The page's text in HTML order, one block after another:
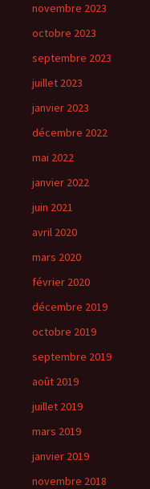
novembre 2023
octobre 2023
septembre 2023
juillet 2023
janvier 2023
décembre 2022
mai 2022
janvier 2022
juin 2021
avril 2020
mars 2020
février 2020
décembre 2019
octobre 2019
septembre 2019
août 2019
juillet 2019
mars 2019
janvier 2019
novembre 2018